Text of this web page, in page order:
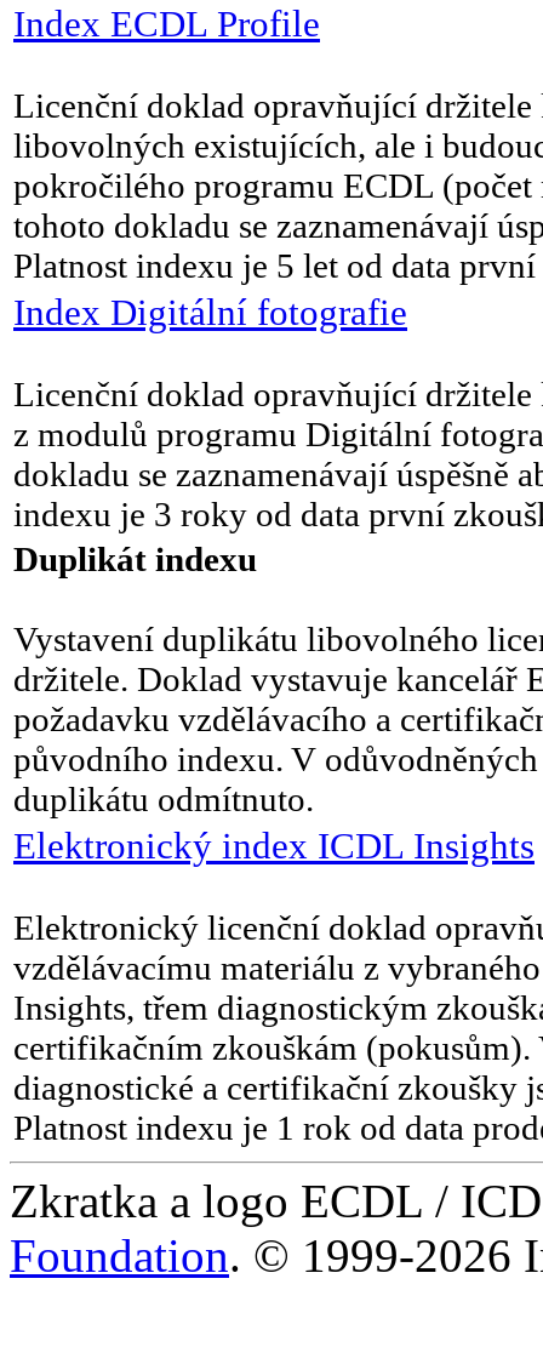
Index ECDL Profile
Licenční doklad opravňující držitele
libovolných existujících, ale i
pokročilého programu ECDL
tohoto dokladu se zaznamenávají
Platnost indexu je 5 let od data
Index Digitální fotografie
Licenční doklad opravňující držitele
z modulů programu Digitální
dokladu se zaznamenávají úspěšně
indexu je 3 roky od data první
Duplikát indexu
Vystavení duplikátu libovolného
držitele. Doklad vystavuje kancelář
požadavku vzdělávacího a
původního indexu. V
duplikátu odmítnuto.
Elektronický index ICDL Insights
Elektronický licenční doklad
vzdělávacímu materiálu z
Insights, třem diagnostickým
certifikačním zkouškám (pokusům).
diagnostické a certifikační zkoušky
Platnost indexu je 1 rok od data
Zkratka a logo ECDL /
Foundation. © 1999-2026